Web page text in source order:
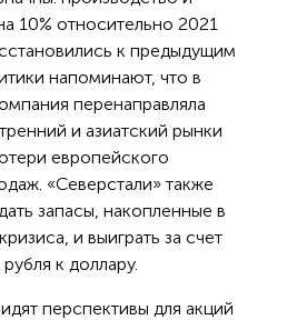
10% относительно 2021
к предыдущим
напоминают, что в
перенаправляла
и азиатский рынки
европейского
«Северстали» также
запасы, накопленные в
и выиграть за счет
к доллару.
перспективы для акций